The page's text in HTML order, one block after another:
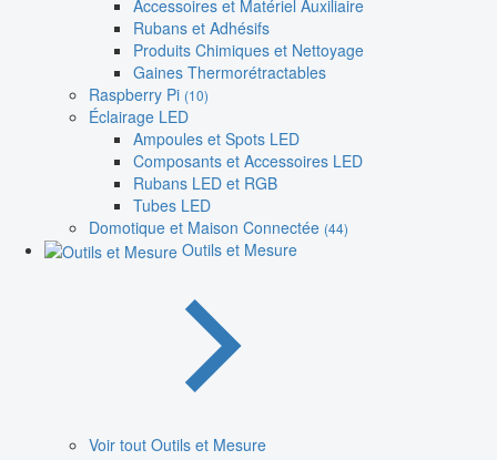
Accessoires et Matériel Auxiliaire
Rubans et Adhésifs
Produits Chimiques et Nettoyage
Gaines Thermorétractables
Raspberry Pi (10)
Éclairage LED
Ampoules et Spots LED
Composants et Accessoires LED
Rubans LED et RGB
Tubes LED
Domotique et Maison Connectée (44)
Outils et Mesure
Voir tout Outils et Mesure